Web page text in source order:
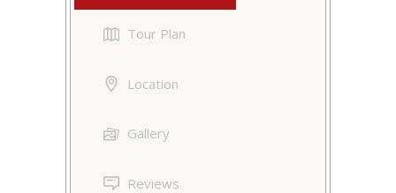
Tour Plan
Location
Gallery
Reviews